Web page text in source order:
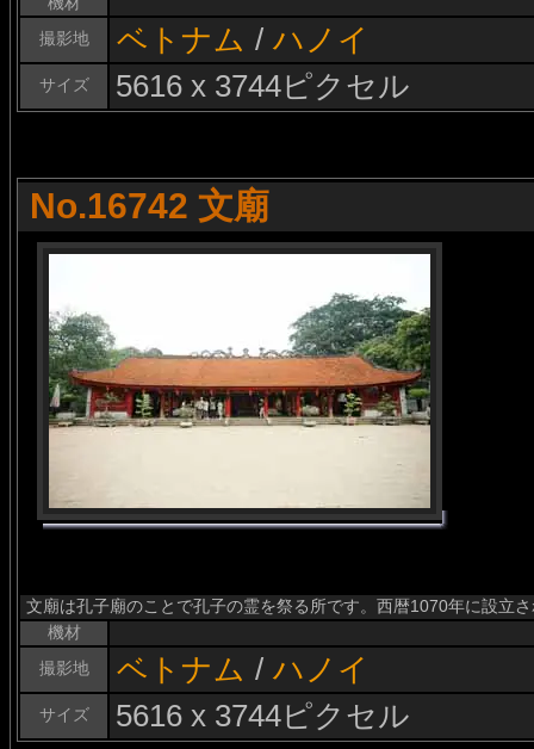
撮影地
ベトナム / ハノイ
サイズ 5616 x 3744ピクセル
No.16742 文廟
文廟は孔子廟のことで孔子の霊を祭る所です。西暦1070年に設立
機材
撮影地
ベトナム / ハノイ
サイズ 5616 x 3744ピクセル